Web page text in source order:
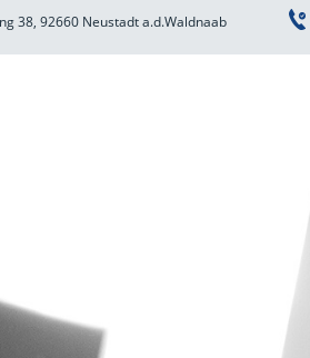
38, 92660 Neustadt a.d.Waldnaab